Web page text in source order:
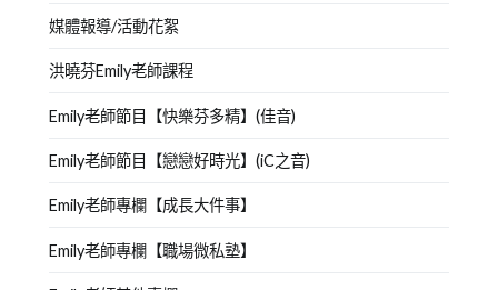
媒體報導/活動花絮
洪曉芬Emily老師課程
Emily老師節目【快樂芬多精】(佳音)
Emily老師節目【戀戀好時光】(iC之音)
Emily老師專欄【成長大件事】
Emily老師專欄【職場微私塾】